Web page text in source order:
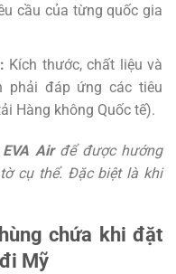
cầu của từng quốc gia
Kích thước, chất liệu và
phải đáp ứng các tiêu
Hàng không Quốc tế).
Airđể được hướng
cụ thể. Đặc biệt là khi
chứa khi đặt
Mỹ